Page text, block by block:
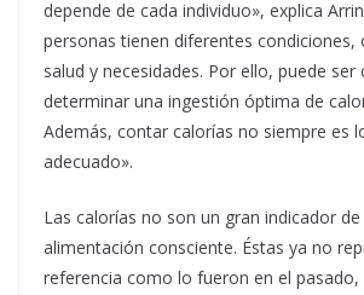
depende de cada individuo», explica
personas tienen diferentes condiciones,
salud y necesidades. Por ello, puede ser
determinar una ingestión óptima de
Además, contar calorías no siempre es
adecuado».
Las calorías no son un gran indicador de
alimentación consciente. Éstas ya no
referencia como lo fueron en el pasado,